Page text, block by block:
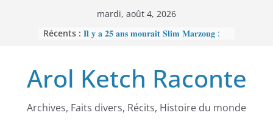
mardi, août 4, 2026
Récents : 𝐈𝐥 𝐲 𝐚 𝟐𝟓 𝐚𝐧𝐬 𝐦𝐨𝐮𝐫𝐚𝐢𝐭 𝐒𝐥𝐢𝐦 𝐌𝐚𝐫𝐳𝐨𝐮𝐠 :
𝐉𝐨𝐬𝐞𝐩𝐡 𝐍𝐝𝐢-𝐒𝐚𝐦𝐛𝐚, 𝐥𝐞 𝐛𝐚̂𝐭𝐢𝐬𝐬𝐞𝐮𝐫 𝐝’𝐞́𝐜𝐨𝐥𝐞𝐬
𝐒𝐨𝐮𝐭𝐢𝐞𝐧 𝐭𝐨𝐭𝐚𝐥 𝐚̀ 𝐑𝐞𝐛𝐞𝐜𝐜𝐚 𝐄𝐧𝐨𝐧𝐜𝐡𝐨𝐧𝐠
𝐑𝐚𝐦𝐬𝐞̀𝐬 𝐈𝐞𝐫 – 𝐋𝐞 𝐩𝐫𝐞𝐦𝐢𝐞𝐫 𝐨𝐫𝐝𝐢𝐧𝐚𝐭𝐞𝐮𝐫
Arol Ketch Raconte
Archives, Faits divers, Récits, Histoire du monde